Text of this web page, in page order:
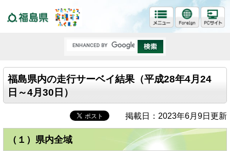
福島県内の走行サーベイ結果（平成28年4月24
日～4月30日）
掲載日：2023年6月9日更新
（１）県内全域